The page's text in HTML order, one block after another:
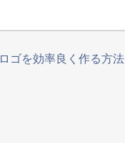
ロゴを効率良く作る方法